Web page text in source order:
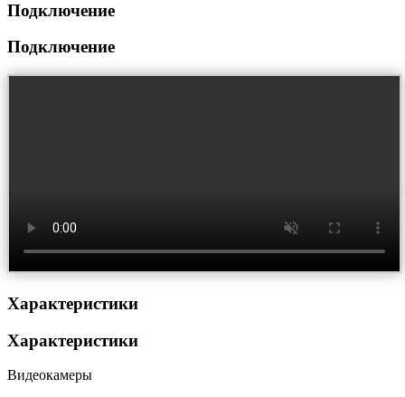
Подключение
Подключение
Характеристики
Характеристики
Видеокамеры